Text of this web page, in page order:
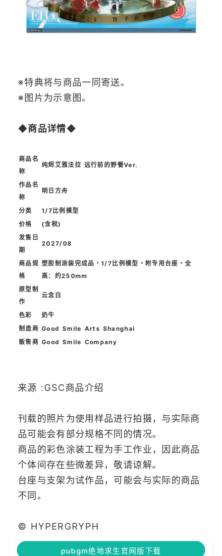
※特典将与商品一同寄送。
※图片为示意图。
◆商品详情◆
商品名
称
纯烬艾雅法拉 远行前的野餐Ver.
作品名
称
明日方舟
分类
1/7比例模型
价格
(含税)
发售日
期
2027/08
商品规
格
塑胶制涂装完成品・1/7比例模型・附专用台座・全
高：约250mm
原型制
作
云念白
色彩
奶牛
制造商 Good Smile Arts Shanghai
贩售商 Good Smile Company
来源 :GSC商品介绍
刊载的照片为使用样品进行拍摄，与实际商
品可能会有部分规格不同的情况。
商品的彩色涂装工程为手工作业，因此商品
个体间存在些微差异，敬请谅解。
台座与支架为试作品，可能会与实际的商品
不同。
© HYPERGRYPH
pubgm绝地求生官网版下载